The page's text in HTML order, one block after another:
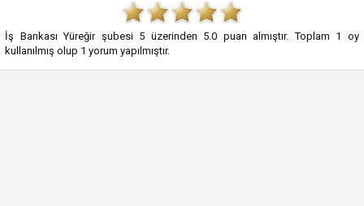
İş Bankası Yüreğir şubesi 5 üzerinden 5.0 puan almıştır. Toplam 1
oy
kullanılmış olup 1 yorum yapılmıştır.